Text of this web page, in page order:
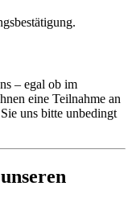
– egal ob im
eine Teilnahme an
uns bitte unbedingt